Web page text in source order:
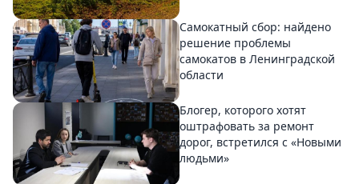
Самокатный сбор: найдено
решение проблемы
самокатов в Ленинградской
области
Блогер, которого хотят
оштрафовать за ремонт
дорог, встретился с «Новыми
людьми»